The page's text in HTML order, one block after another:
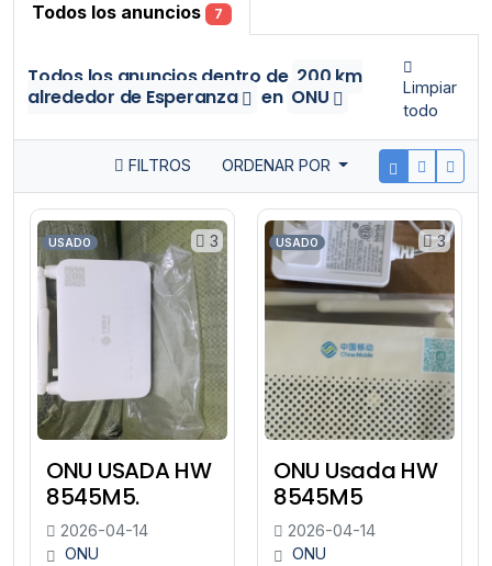
Todos los anuncios 7
Todos los anunciosdentro de 200 km
alrededor de Esperanza
en ONU
Limpiar
todo
FILTROS ORDENAR POR
3
USADO
ONU USADA HW
8545M5.
2026-04-14
ONU
3
USADO
ONU Usada HW
8545M5
2026-04-14
ONU